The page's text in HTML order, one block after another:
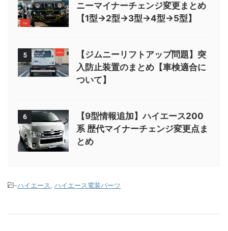
ニーマイナーチェンジ変更まとめ
【1型→2型→3型→4型→5型】
5
【ジムニーリフトアップ問題】突
入防止装置のまとめ【車検適合に
ついて】
6
【9型情報追加】ハイエース200
系 歴代マイナーチェンジ変更点ま
とめ
-ハイエース ハイエース電装パーツ